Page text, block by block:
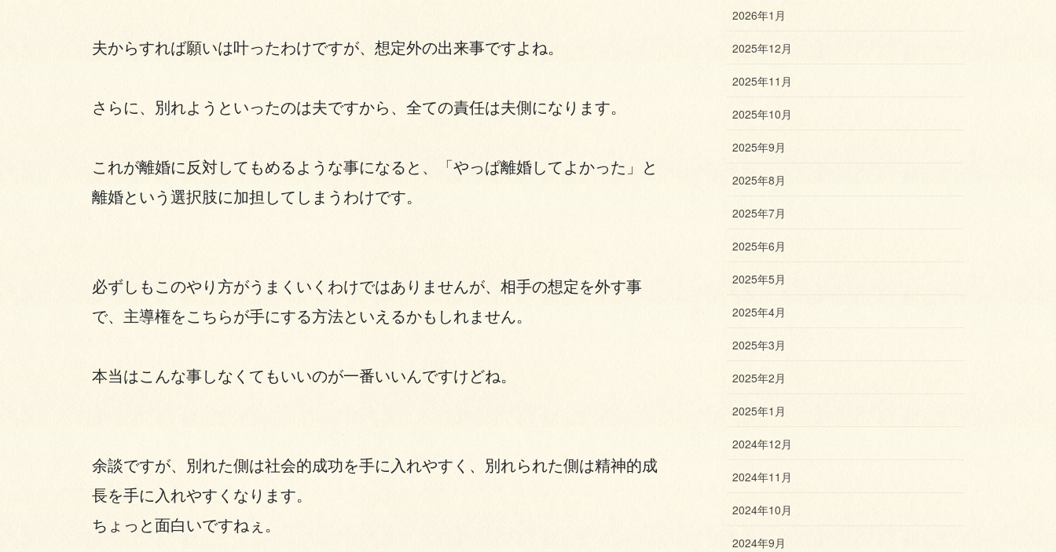
夫からすれば願いは叶ったわけですが、想定外の出来事ですよね。
さらに、別れようといったのは夫ですから、全ての責任は夫側になります。
これが離婚に反対してもめるような事になると、「やっぱ離婚してよかった」と
離婚という選択肢に加担してしまうわけです。
必ずしもこのやり方がうまくいくわけではありませんが、相手の想定を外す事
で、主導権をこちらが手にする方法といえるかもしれません。
本当はこんな事しなくてもいいのが一番いいんですけどね。
余談ですが、別れた側は社会的成功を手に入れやすく、別れられた側は精神的成
長を手に入れやすくなります。
ちょっと面白いですねぇ。
2026年1月
2025年12月
2025年11月
2025年10月
2025年9月
2025年8月
2025年7月
2025年6月
2025年5月
2025年4月
2025年3月
2025年2月
2025年1月
2024年12月
2024年11月
2024年10月
2024年9月